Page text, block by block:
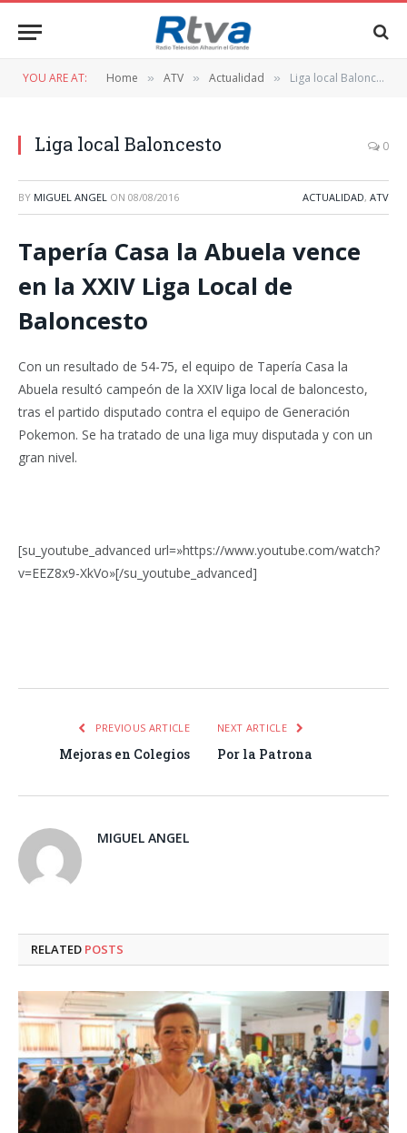
YOU ARE AT: Home » ATV » Actualidad » Liga local Baloncesto
Liga local Baloncesto 0
BY MIGUEL ANGEL ON 08/08/2016 ACTUALIDAD, ATV
Tapería Casa la Abuela vence
en la XXIV Liga Local de
Baloncesto
Con un resultado de 54-75, el equipo de Tapería Casa la
Abuela resultó campeón de la XXIV liga local de baloncesto,
tras el partido disputado contra el equipo de Generación
Pokemon. Se ha tratado de una liga muy disputada y con un
gran nivel.
[su_youtube_advanced url=»https://www.youtube.com/watch?
v=EEZ8x9-XkVo»[/su_youtube_advanced]
PREVIOUS ARTICLE
Mejoras en Colegios
NEXT ARTICLE
Por la Patrona
MIGUEL ANGEL
RELATED POSTS